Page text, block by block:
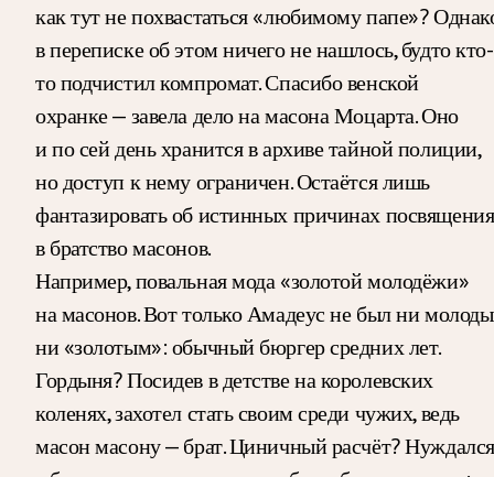
как тут не похвастаться «любимому папе»?
в переписке об этом ничего не нашлось, будто кто-
то подчистил компромат. Спасибо венской
охранке — завела дело на масона Моцарта. Оно
и по сей день хранится в архиве тайной полиции,
но доступ к нему ограничен. Остаётся лишь
фантазировать об истинных причинах посвящения
в братство масонов.
Например, повальная мода «золотой молодёжи»
на масонов. Вот только Амадеус не был ни
ни «золотым»: обычный бюргер средних лет.
Гордыня? Посидев в детстве на королевских
коленях, захотел стать своим среди чужих, ведь
масон масону — брат. Циничный расчёт? Нуждался